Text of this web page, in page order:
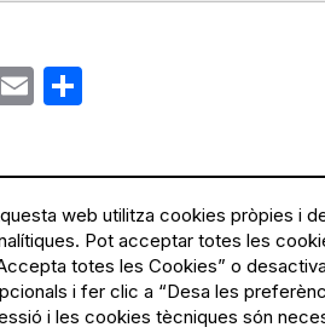
Email
Menú
Legal
Política de
Avís legal
Política de
web utilitza cookies pròpies i
Pot acceptar totes les
totes les Cookies” o
i fer clic a “Desa les
i les cookies tècniques són